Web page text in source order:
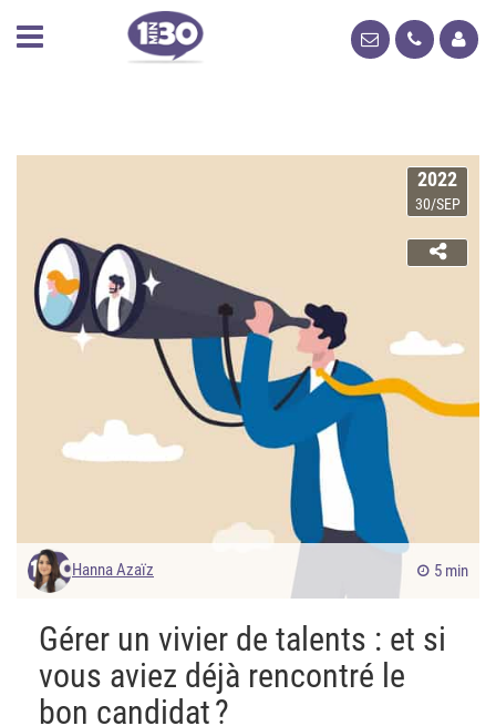
2022
30/SEP
Hanna Azaïz 5 min
Gérer un vivier de talents : et si
vous aviez déjà rencontré le
bon candidat ?